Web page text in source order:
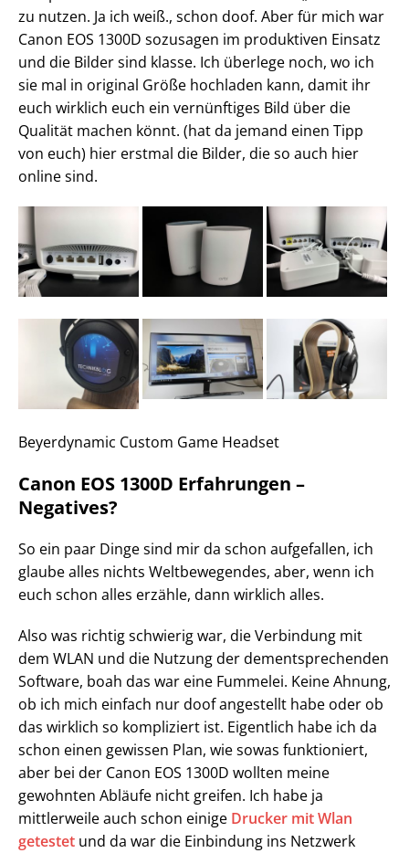
zu nutzen. Ja ich weiß., schon doof. Aber für mich war
Canon EOS 1300D sozusagen im produktiven Einsatz
und die Bilder sind klasse. Ich überlege noch, wo ich
sie mal in original Größe hochladen kann, damit ihr
euch wirklich euch ein vernünftiges Bild über die
Qualität machen könnt. (hat da jemand einen Tipp
von euch) hier erstmal die Bilder, die so auch hier
online sind.
Beyerdynamic Custom Game Headset
Canon EOS 1300D Erfahrungen –
Negatives?
So ein paar Dinge sind mir da schon aufgefallen, ich
glaube alles nichts Weltbewegendes, aber, wenn ich
euch schon alles erzähle, dann wirklich alles.
Also was richtig schwierig war, die Verbindung mit
dem WLAN und die Nutzung der dementsprechenden
Software, boah das war eine Fummelei. Keine Ahnung,
ob ich mich einfach nur doof angestellt habe oder ob
das wirklich so kompliziert ist. Eigentlich habe ich da
schon einen gewissen Plan, wie sowas funktioniert,
aber bei der Canon EOS 1300D wollten meine
gewohnten Abläufe nicht greifen. Ich habe ja
mittlerweile auch schon einige Drucker mit Wlan
getestet und da war die Einbindung ins Netzwerk